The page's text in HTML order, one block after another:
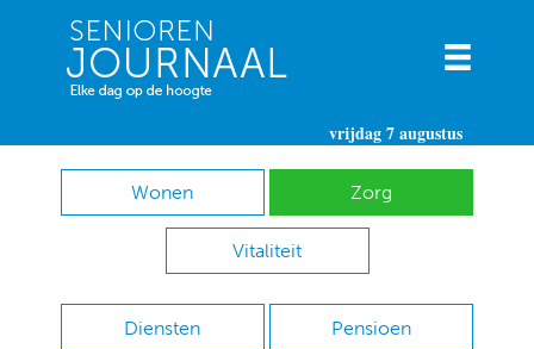
vrijdag 7 augustus
Wonen Zorg
Vitaliteit
Diensten Pensioen